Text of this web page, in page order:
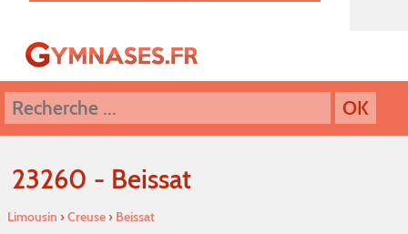
23260 - Beissat
Limousin ›Creuse› Beissat